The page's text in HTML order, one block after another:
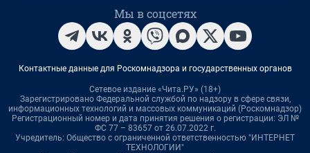
Мы в соцсетях
Контактные данные для Роскомнадзора и государственных органов
Сетевое издание «Чита.РУ» (18+)
Зарегистрировано Федеральной службой по надзору в сфере связи,
информационных технологий и массовых коммуникаций (Роскомнадзор)
Регистрационный номер и дата принятия решения о регистрации: ЭЛ №
ФС 77 – 83657 от 26.07.2022 г.
Учредитель: Общество с ограниченной ответственностью "ИНТЕРНЕТ
ТЕХНОЛОГИИ"